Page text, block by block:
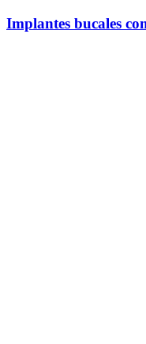
Implantes bucales